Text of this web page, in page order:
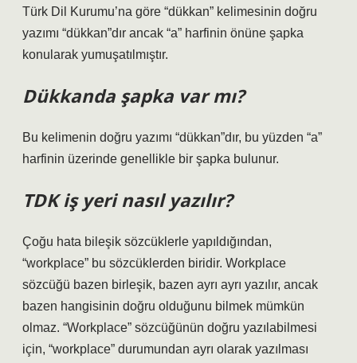
Türk Dil Kurumu’na göre “dükkan” kelimesinin doğru
yazımı “dükkan”dır ancak “a” harfinin önüne şapka
konularak yumuşatılmıştır.
Dükkanda şapka var mı?
Bu kelimenin doğru yazımı “dükkan”dır, bu yüzden “a”
harfinin üzerinde genellikle bir şapka bulunur.
TDK iş yeri nasıl yazılır?
Çoğu hata bileşik sözcüklerle yapıldığından,
“workplace” bu sözcüklerden biridir. Workplace
sözcüğü bazen birleşik, bazen ayrı ayrı yazılır, ancak
bazen hangisinin doğru olduğunu bilmek mümkün
olmaz. “Workplace” sözcüğünün doğru yazılabilmesi
için, “workplace” durumundan ayrı olarak yazılması